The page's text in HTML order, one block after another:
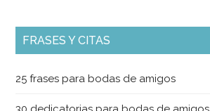
FRASES Y CITAS
25 frases para bodas de amigos